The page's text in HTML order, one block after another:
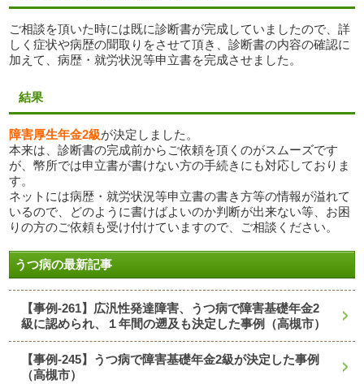
ご相談を頂いた時には既に診断書が完成していましたので、詳
しく症状や病歴の聞取りをさせて頂き、診断書の内容の確認に
加えて、病歴・就労状況等申立書を完成させました。
結果
障害厚生年金2級が決定しました。
本来は、診断書の完成前からご依頼を頂くのがスムーズです
が、幣所では申立書が書けない方の手続きにも対応しておりま
す。
ネットには病歴・就労状況等申立書の書き方等の情報が溢れて
いるので、どのように書けばよいのか判断が出来ない等、お困
りの方のご依頼も受け付けていますので、ご相談ください。
うつ病の最新記事
【事例-261】広汎性発達障害、うつ病で障害基礎年金2
級に認められ、１年間の遡及も決定した事例（高槻市）
【事例-245】うつ病で障害基礎年金2級が決定した事例
（高槻市）